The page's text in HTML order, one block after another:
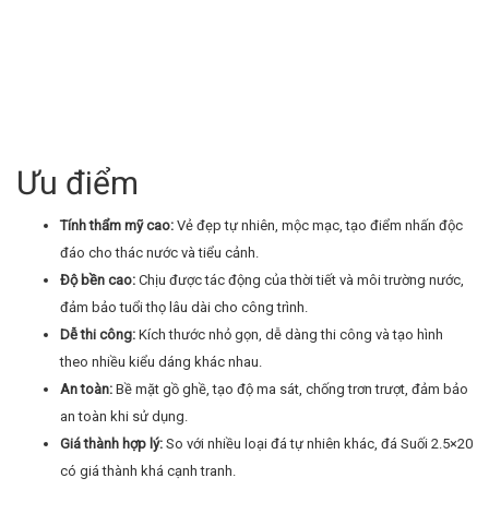
Ưu điểm
Tính thẩm mỹ cao: Vẻ đẹp tự nhiên, mộc mạc, tạo điểm nhấn độc
đáo cho thác nước và tiểu cảnh.
Độ bền cao: Chịu được tác động của thời tiết và môi trường nước,
đảm bảo tuổi thọ lâu dài cho công trình.
Dễ thi công: Kích thước nhỏ gọn, dễ dàng thi công và tạo hình
theo nhiều kiểu dáng khác nhau.
An toàn: Bề mặt gồ ghề, tạo độ ma sát, chống trơn trượt, đảm bảo
an toàn khi sử dụng.
Giá thành hợp lý: So với nhiều loại đá tự nhiên khác, đá Suối 2.5×20
có giá thành khá cạnh tranh.